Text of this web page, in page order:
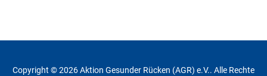
Copyright © 2026 Aktion Gesunder Rücken (AGR) e.V.. Alle Rechte